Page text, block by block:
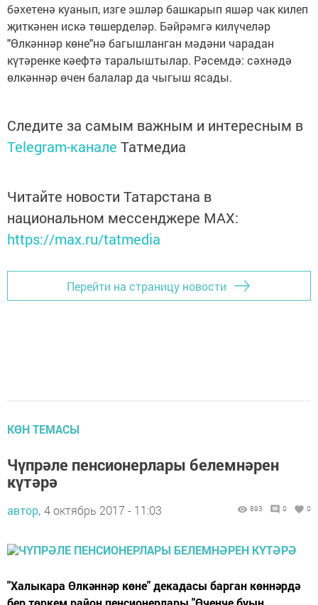
бәхетенә куанып, изге эшләр башкарып яшәр чак килеп
җиткәнен искә төшерделәр. Бәйрәмгә килүчеләр
"Өлкәннәр көне"нә багышланган мәдәни чарадан
күтәренке кәефтә таралыштылар. Рәсемдә: сәхнәдә
өлкәннәр өчен балалар да чыгыш ясады.
Следите за самым важным и интересным в
Telegram-канале Татмедиа
Читайте новости Татарстана в
национальном мессенджере MАХ:
https://max.ru/tatmedia
Перейти на страницу новости
КӨН ТЕМАСЫ
Чүпрәле пенсионерлары белемнәрен
күтәрә
автор, 4 октябрь 2017 - 11:03 893 0 0
"Халыкара Өлкәннәр көне" декадасы барган көннәрдә